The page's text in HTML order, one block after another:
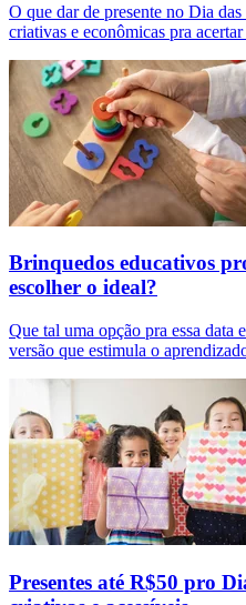
O que dar de presente no Dia
criativas e econômicas pra acertar
Brinquedos educativos
escolher o ideal?
Que tal uma opção pra essa data
versão que estimula o
Presentes até R$50 pro